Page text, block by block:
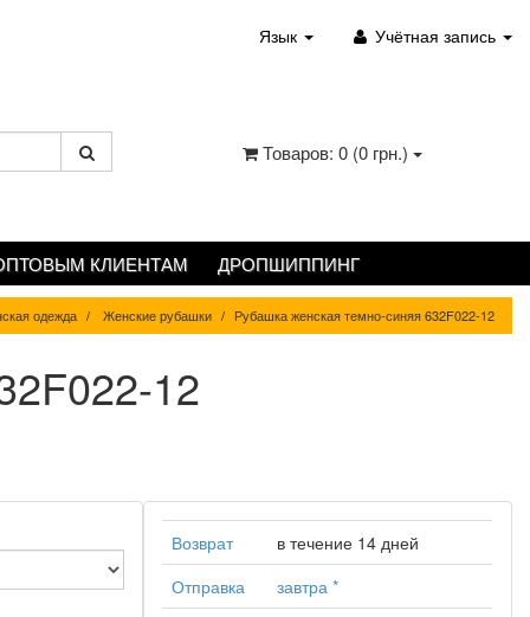
Язык Учётная запись
Товаров: 0 (0 грн.)
КЛИЕНТАМ ДРОПШИППИНГ
одежда Женские рубашки Рубашка женская темно-синяя 632F022-12
12
Возврат
в течение 14 дней
Отправка
завтра*